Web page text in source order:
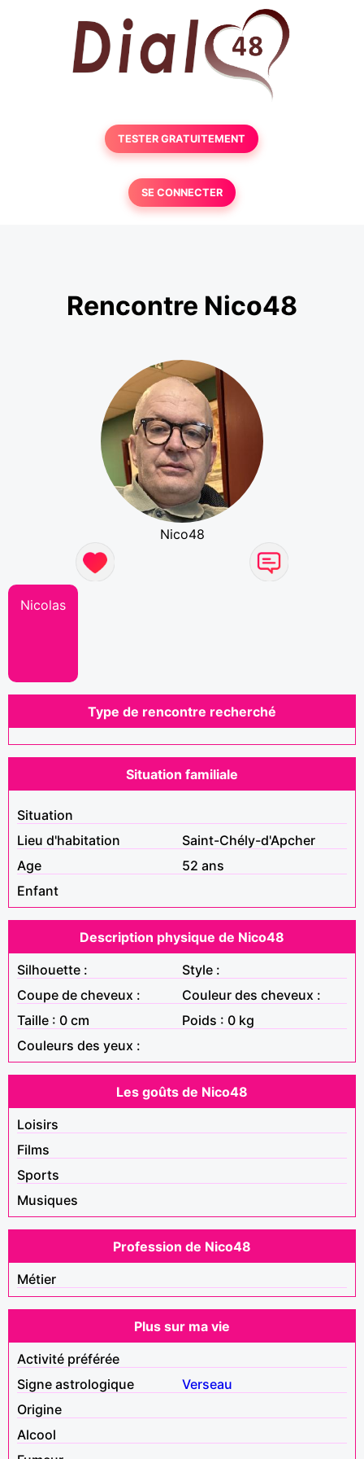
TESTER GRATUITEMENT
SE CONNECTER
Rencontre Nico48
Nico48
Nicolas
Type de rencontre recherché
Situation familiale
Situation
Lieu d'habitation
Saint-Chély-d'Apcher
Age
52 ans
Enfant
Description physique de Nico48
Silhouette :
Style :
Coupe de cheveux :
Couleur des cheveux :
Taille : 0 cm
Poids : 0 kg
Couleurs des yeux :
Les goûts de Nico48
Loisirs
Films
Sports
Musiques
Profession de Nico48
Métier
Plus sur ma vie
Activité préférée
Signe astrologique
Verseau
Origine
Alcool